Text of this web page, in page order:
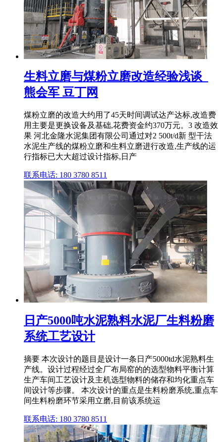
生料立磨与煤粉立磨改造经验浅谈_
熊会军 豆丁网
煤粉立磨的改造大约用了45天时间调试达产达标,改造费
用主要是更换设备及基础,花费资金约370万元。3 改造效
果 河北金隆水泥集团有限公司通过对2 500t/d新 型干法
水泥生产线的煤粉立磨和生料立磨进行改造,生产线的运
行指标已大大超过设计指标,日产
联系电话: 180 3780 8511
日产5000吨水泥熟料水泥厂生料粉磨
系统工艺设计
摘要 本次设计的题目是设计一条日产5000td水泥熟料生
产线。设计过程经过全厂布局窑的的选型物料平衡计算
生产车间工艺设计及主机选型物料的储存和均化重点车
间设计等步骤。 本次设计的重点是生料粉磨系统,重点车
间生料粉磨环节采用立磨,目前该系统运
联系电话: 180 3780 8511